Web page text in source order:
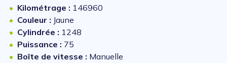
Kilométrage : 146960
Couleur : Jaune
Cylindrée : 1248
Puissance : 75
Boîte de vitesse : Manuelle